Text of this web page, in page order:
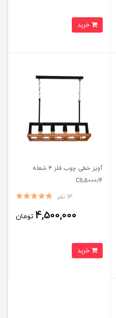
آویز خطی چوب فلز ۴ شعله
CIL5000/4
14 نفر
4,500,000 تومان